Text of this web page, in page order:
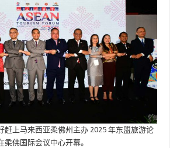
赶上马来西亚柔佛州主办 2025 年东盟旅游论
佛国际会议中心开幕。